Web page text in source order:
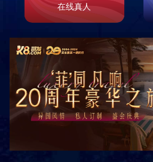
Product
产品中心